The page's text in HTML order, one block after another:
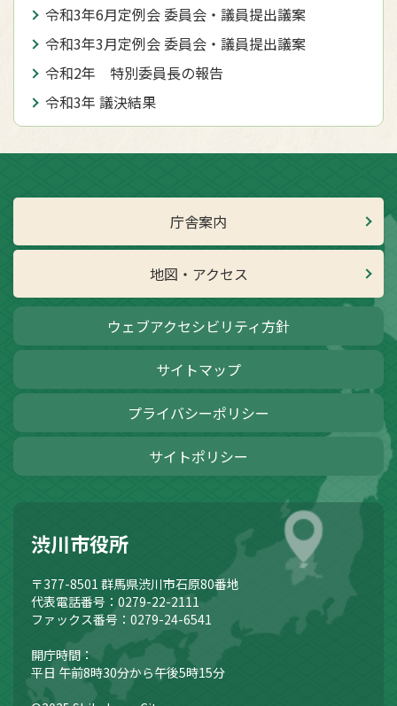
令和3年6月定例会 委員会・議員提出議案
令和3年3月定例会 委員会・議員提出議案
令和2年 特別委員長の報告
令和3年 議決結果
庁舎案内
地図・アクセス
ウェブアクセシビリティ方針
サイトマップ
プライバシーポリシー
サイトポリシー
渋川市役所
〒377-8501 群馬県渋川市石原80番地
代表電話番号：0279-22-2111
ファックス番号：0279-24-6541
開庁時間：
平日 午前8時30分から午後5時15分